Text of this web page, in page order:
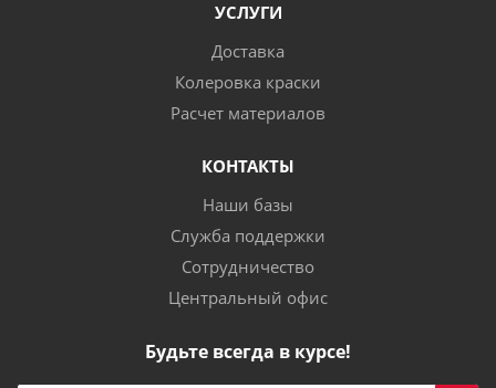
УСЛУГИ
Доставка
Колеровка краски
Расчет материалов
КОНТАКТЫ
Наши базы
Служба поддержки
Сотрудничество
Центральный офис
Будьте всегда в курсе!